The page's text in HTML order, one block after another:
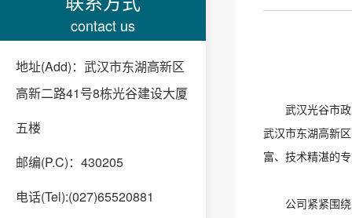
contact us
地址(Add)：武汉市东湖高新区
高新二路41号8栋光谷建设大厦
五楼
邮编(P.C)：430205
电话(Tel):(027)65520881
武汉光谷市
武汉市东湖高新
富、技术精湛的
公司紧紧围